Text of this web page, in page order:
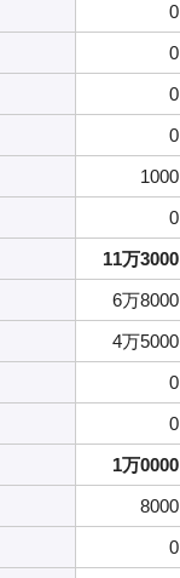
0
0
0
0
1000
0
11万3000
6万8000
4万5000
0
0
1万0000
8000
0